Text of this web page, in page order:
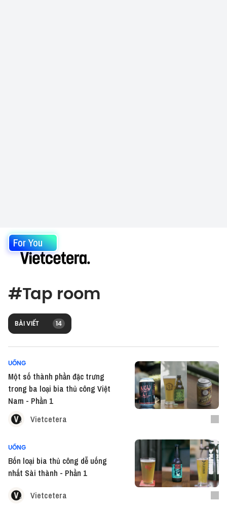
For You
#Tap room
BÀI VIẾT 14
UỐNG
Một số thành phần đặc trưng
trong ba loại bia thủ công Việt
Nam - Phần 1
Vietcetera
UỐNG
Bốn loại bia thủ công dễ uống
nhất Sài thành - Phần 1
Vietcetera